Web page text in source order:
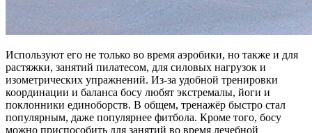
Используют его не только во время аэробики, но также и для
растяжки, занятий пилатесом, для силовых нагрузок и
изометрических упражнений. Из-за удобной тренировки
координации и баланса босу любят экстремалы, йоги и
поклонники единоборств. В общем, тренажёр быстро стал
популярным, даже популярнее фитбола. Кроме того, босу
можно приспособить для занятий во время лечебной